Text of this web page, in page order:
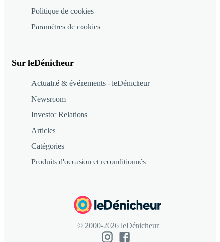
Politique de cookies
Paramètres de cookies
Sur leDénicheur
Actualité & événements - leDénicheur
Newsroom
Investor Relations
Articles
Catégories
Produits d'occasion et reconditionnés
© 2000-2026 leDénicheur